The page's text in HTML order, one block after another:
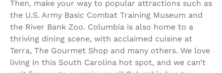
Then, make your way to popular attractions such as
the U.S. Army Basic Combat Training Museum and
the River Bank Zoo. Columbia is also home to a
thriving dining scene, with acclaimed cuisine at
Terra, The Gourmet Shop and many others. We love
living in this South Carolina hot spot, and we can’t